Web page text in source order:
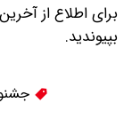
برای اطلاع از
بپیوندید.